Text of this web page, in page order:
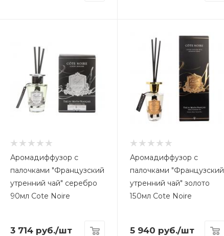
Аромадиффузор с
палочками "Французский
утренний чай" серебро
90мл Cote Noire
3 714руб./шт
Аромадиффузор с
палочками "Французский
утренний чай" золото
150мл Cote Noire
5 940 руб./шт